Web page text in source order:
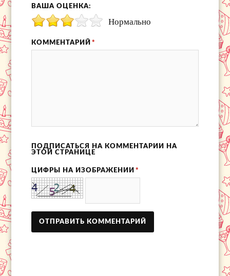
ВАША ОЦЕНКА:
Нормально
КОММЕНТАРИЙ *
ПОДПИСАТЬСЯ НА КОММЕНТАРИИ НА
ЭТОЙ СТРАНИЦЕ
ЦИФРЫ НА ИЗОБРАЖЕНИИ *